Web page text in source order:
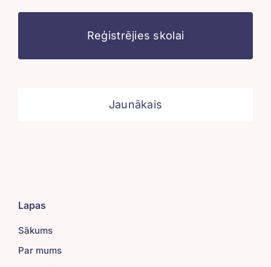
Reģistrējies skolai
Jaunākais
Lapas
Sākums
Par mums